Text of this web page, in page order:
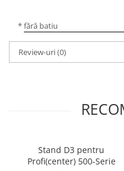
Afisaj digital
Bloc ecartament, masurare
testare
Indicator cadran / Baze
Micrometru de adancime
Micrometru de interior
* fără batiu
Review-uri(0)
Stand D3 pentru
Profi(center) 500-Serie